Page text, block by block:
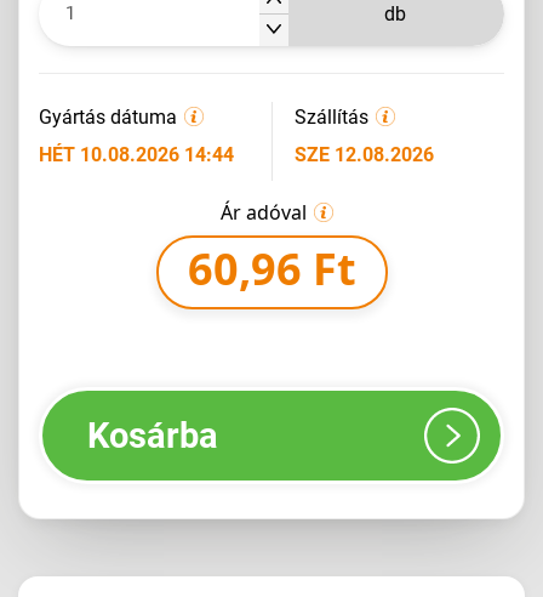
db
Gyártás dátuma
HÉT 10.08.2026 14:44
Szállítás
SZE 12.08.2026
Ár adóval
60,96 Ft
Kosárba